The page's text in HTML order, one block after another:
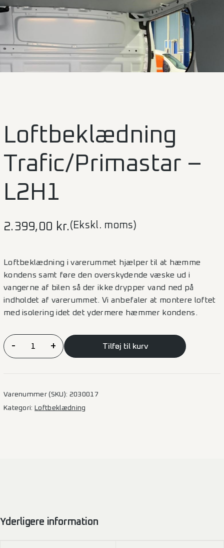
Loftbeklædning
Trafic/Primastar –
L2H1
2.399,00 kr. (Ekskl. moms)
Loftbeklædning i varerummet hjælper til at hæmme
kondens samt føre den overskydende væske ud i
vangerne af bilen så der ikke drypper vand ned på
indholdet af varerummet. Vi anbefaler at montere loftet
med isolering idet det ydermere hæmmer kondens.
Loftbeklædning
Trafic/Primastar
- + Tilføj til kurv
Varenummer (SKU): 2030017
Kategori: Loftbeklædning
Yderligere information